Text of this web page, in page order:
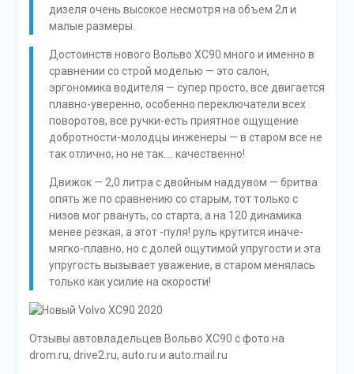
дизеля очень высокое несмотря на объем 2л и
малые размеры.
Достоинств нового Вольво XC90 много и именно в
сравнении со строй моделью — это салон,
эргономика водителя — супер просто, все двигается
плавно-уверенно, особенно переключатели всех
поворотов, все ручки-есть приятное ощущение
добротности-молодцы инженеры — в старом все не
так отлично, но не так…. качественно!
Движок — 2,0 литра с двойным наддувом — бритва
опять же по сравнению со старым, тот только с
низов мог рвануть, со старта, а на 120 динамика
менее резкая, а этот -пуля! руль крутится иначе-
мягко-плавно, но с долей ощутимой упругости и эта
упругость вызывает уважение, в старом менялась
только как усилие на скорости!
Отзывы автовладельцев Вольво ХС90 с фото на
drom.ru, drive2.ru, auto.ru и auto.mail.ru